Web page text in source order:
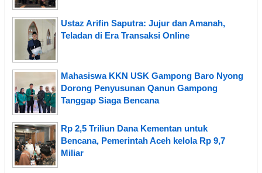
Ustaz Arifin Saputra: Jujur dan Amanah,
Teladan di Era Transaksi Online
Mahasiswa KKN USK Gampong Baro Nyong
Dorong Penyusunan Qanun Gampong
Tanggap Siaga Bencana
Rp 2,5 Triliun Dana Kementan untuk
Bencana, Pemerintah Aceh kelola Rp 9,7
Miliar